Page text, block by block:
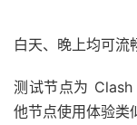
白天、晚上均可流
测试节点为
他节点使用体验类